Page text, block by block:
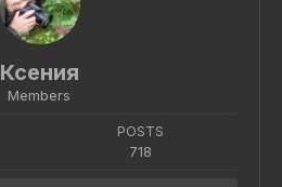
Ксения
Members
POSTS
718